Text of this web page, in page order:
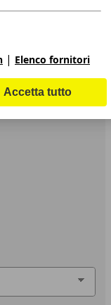
| Elenco fornitori
Accetta tutto